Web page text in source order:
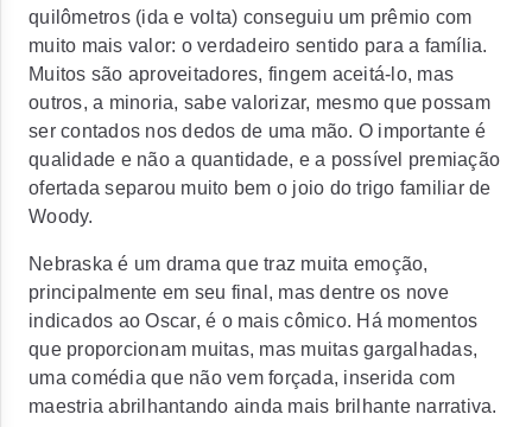
quilômetros (ida e volta) conseguiu um prêmio com
muito mais valor: o verdadeiro sentido para a família.
Muitos são aproveitadores, fingem aceitá-lo, mas
outros, a minoria, sabe valorizar, mesmo que possam
ser contados nos dedos de uma mão. O importante é
qualidade e não a quantidade, e a possível premiação
ofertada separou muito bem o joio do trigo familiar de
Woody.
Nebraska é um drama que traz muita emoção,
principalmente em seu final, mas dentre os nove
indicados ao Oscar, é o mais cômico. Há momentos
que proporcionam muitas, mas muitas gargalhadas,
uma comédia que não vem forçada, inserida com
maestria abrilhantando ainda mais brilhante narrativa.